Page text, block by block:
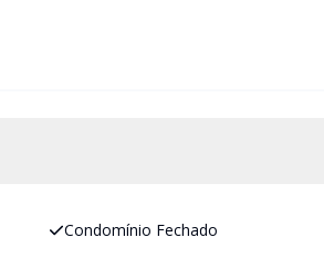
Condomínio Fechado